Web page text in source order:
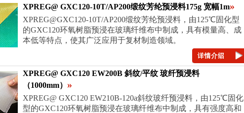
XPREG@ GXC120-10T/AP200缎纹芳纶预浸料175g 宽幅1m»
XPREG@GXC120-10T/AP200缎纹芳纶预浸料，由125℃固化型
的GXC120环氧树脂预浸在玻璃纤维布中制成，具有模量高、成
本低等特点，使其广泛应用于复材制造领域。
XPREG@ GXC120 EW200B 斜纹/平纹 玻纤预浸料
（1000mm） »
XPREG@ GXC120 EW210B-120a斜纹玻纤预浸料，由125℃固化
型的GXC120环氧树脂预浸在玻璃纤维布中制成，具有强度高和